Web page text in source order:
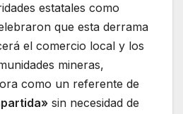
estatales como
que esta derrama
el comercio local y los
mineras,
como un referente de
sin necesidad de